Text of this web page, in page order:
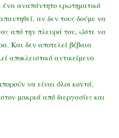
αναπάντητο ερωτηματικό
αν δεν τους δούμε να
από την πλευρά του, ώστε να
Και δεν αποτελεί βέβαια
αποκλειστικό αντικείμενο
να είναι όλοι κοντά,
μακριά από διεργασίες και